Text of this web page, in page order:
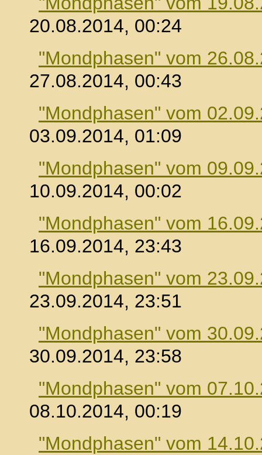
20.08.2014, 00:24
"Mondphasen" vom
27.08.2014, 00:43
"Mondphasen" vom
03.09.2014, 01:09
"Mondphasen" vom
10.09.2014, 00:02
"Mondphasen" vom
16.09.2014, 23:43
"Mondphasen" vom
23.09.2014, 23:51
"Mondphasen" vom
30.09.2014, 23:58
"Mondphasen" vom
08.10.2014, 00:19
"Mondphasen" vom